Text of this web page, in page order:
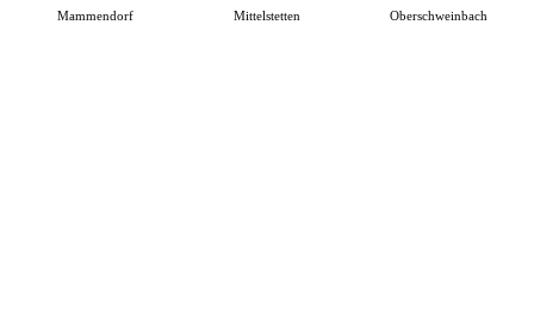
Mammendorf Mittelstetten Oberschweinbach